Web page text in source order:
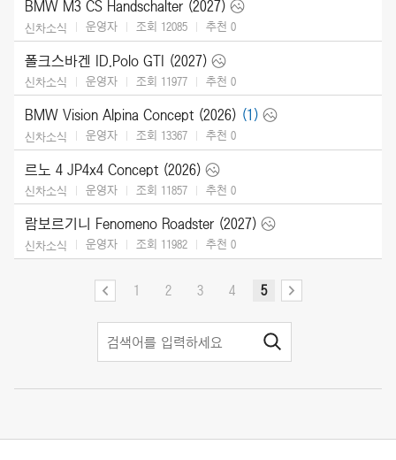
BMW M3 CS Handschalter (2027)
신차소식 운영자 조회 12085 추천 0
폴크스바겐 ID.Polo GTI (2027)
신차소식 운영자 조회 11977 추천 0
BMW Vision Alpina Concept (2026) (1)
신차소식 운영자 조회 13367 추천 0
르노 4 JP4x4 Concept (2026)
신차소식 운영자 조회 11857 추천 0
람보르기니 Fenomeno Roadster (2027)
신차소식 운영자 조회 11982 추천 0
1 2 3 4 5